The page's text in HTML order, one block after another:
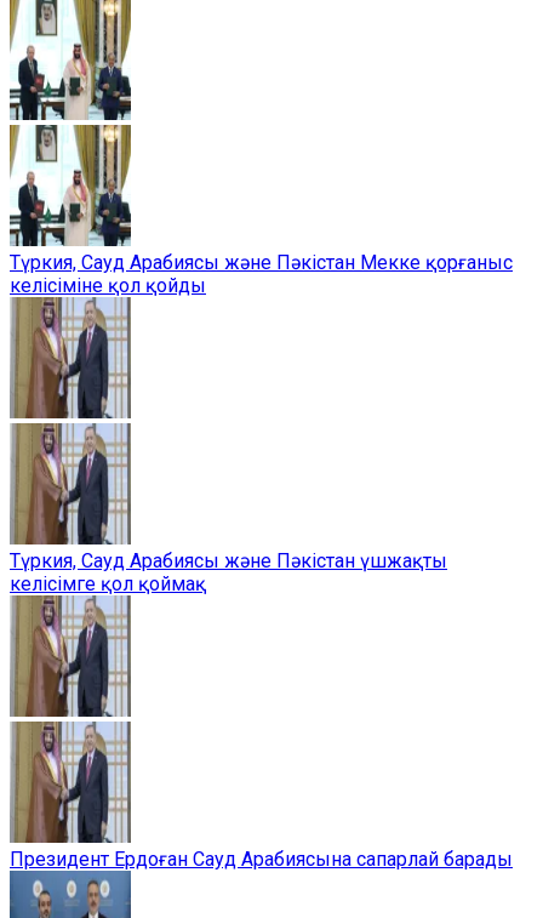
Түркия, Сауд Арабиясы және Пәкістан Мекке қорғаныс
келісіміне қол қойды
Түркия, Сауд Арабиясы және Пәкістан үшжақты
келісімге қол қоймақ
Президент Ердоған Сауд Арабиясына сапарлай барады